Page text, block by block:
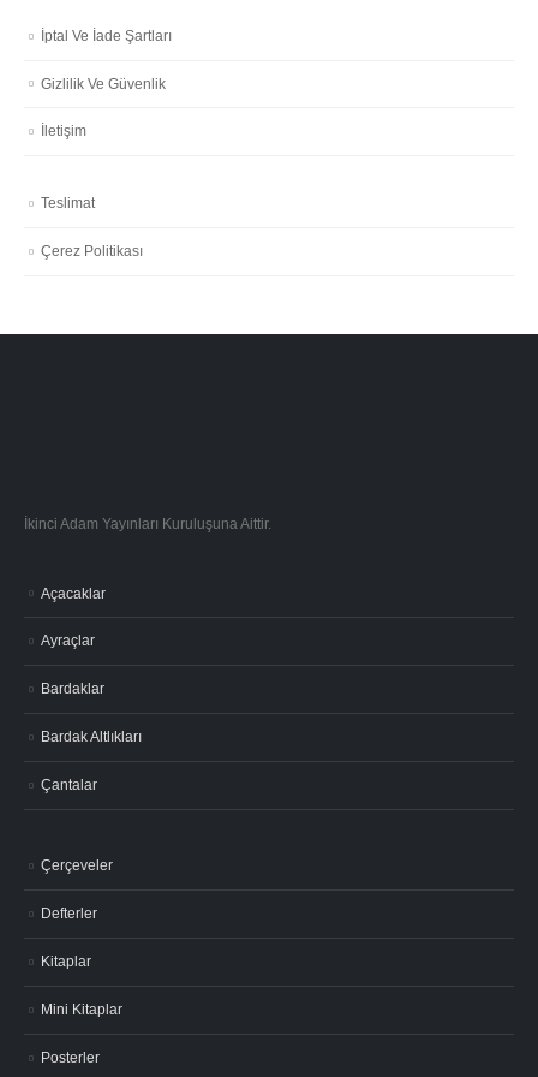
İptal Ve İade Şartları
Gizlilik Ve Güvenlik
İletişim
Teslimat
Çerez Politikası
İkinci Adam Yayınları Kuruluşuna Aittir.
Açacaklar
Ayraçlar
Bardaklar
Bardak Altlıkları
Çantalar
Çerçeveler
Defterler
Kitaplar
Mini Kitaplar
Posterler